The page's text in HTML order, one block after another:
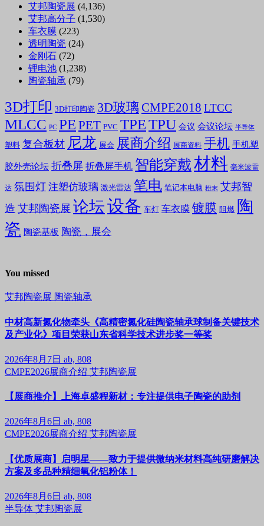
艾邦陶瓷展 (4,136)
艾邦高分子 (1,530)
车衣膜 (223)
透明陶瓷 (24)
金刚石 (72)
锂电池 (1,238)
陶瓷轴承 (79)
3D打印 3D打印陶瓷 3D玻璃 CMPE2018 LTCC
MLCC PC PE PET PVC TPETPU 会议 会议论坛 半导体
塑料 复合板材 尼龙 展会 展商介绍 展商资料 手机 手机塑
胶外壳论坛 折叠屏 折叠屏手机 智能穿戴材料 毫米波雷
达 氛围灯 注塑仿玻璃 激光雷达 笔电 笔记本电脑 粉末 艾邦智
造 艾邦陶瓷展 论坛设备 车灯 车衣膜 镀膜 阻燃 陶
瓷 陶瓷基板 陶瓷，展会
You missed
艾邦陶瓷展 陶瓷轴承
中材高新氮化物牵头《高精密氮化硅陶瓷轴承球制备关键技术
及产业化》项目荣获山东省科学技术进步奖一等奖
2026年8月7日 ab, 808
CMPE2026展商介绍 艾邦陶瓷展
【展商推介】上海卓盛程新材：专注提供电子陶瓷的助剂
2026年8月6日 ab, 808
CMPE2026展商介绍 艾邦陶瓷展
【优质展商】启明星——致力于提供微纳米材料高纯研磨解决
方案及多品种精细氧化铝粉体！
2026年8月6日 ab, 808
半导体 艾邦陶瓷展